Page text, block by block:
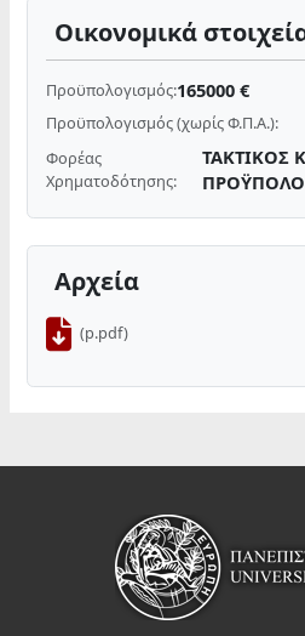
Οικονομικά
Προϋπολογισμός:165000 €
Προϋπολογισμός (χωρίς Φ.Π.Α.):
Φορέας
Χρηματοδότησης:
ΤΑΚΤΙΚΟΣ
Αρχεία
(p.pdf)